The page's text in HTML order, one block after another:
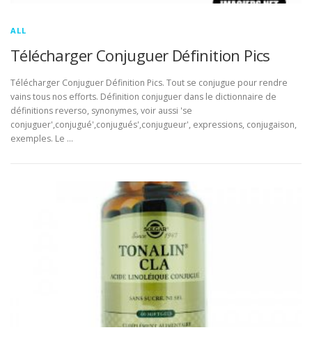
ALL
Télécharger Conjuguer Définition Pics
Télécharger Conjuguer Définition Pics. Tout se conjugue pour rendre
vains tous nos efforts. Définition conjuguer dans le dictionnaire de
définitions reverso, synonymes, voir aussi 'se
conjuguer',conjugué',conjugués',conjugueur', expressions, conjugaison,
exemples. Le …